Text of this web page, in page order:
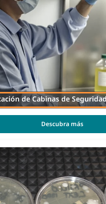
de Cabinas de
Descubra más